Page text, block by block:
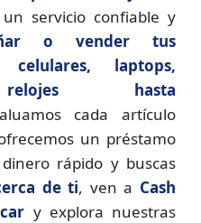
servicio confiable y
o vender tus
celulares, laptops,
relojes hasta
cada artículo
un préstamo
rápido y buscas
de ti, ven a Cash
y explora nuestras